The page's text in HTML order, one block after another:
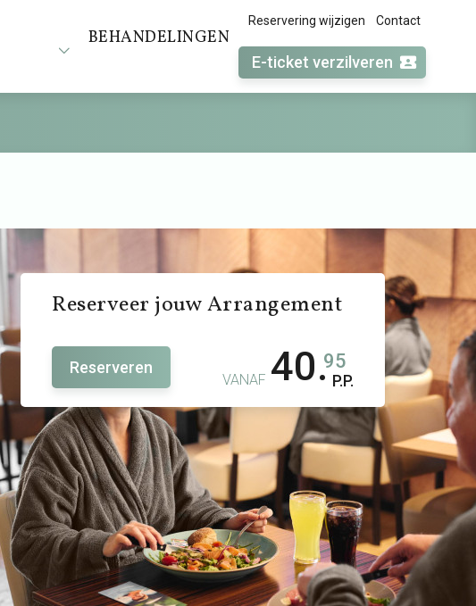
Reservering wijzigen Contact
BEHANDELINGEN
E-ticket verzilveren
Reserveer jouw Arrangement
Reserveren
VANAF 40.95
P.P.